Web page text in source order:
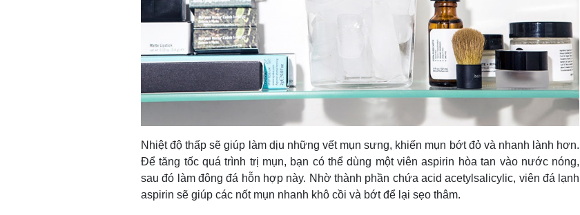
Nhiệt độ thấp sẽ giúp làm dịu những vết mụn sưng, khiến mụn bớt đỏ và nhanh lành hơn.
Để tăng tốc quá trình trị mụn, bạn có thể dùng một viên aspirin hòa tan vào nước nóng,
sau đó làm đông đá hỗn hợp này. Nhờ thành phần chứa acid acetylsalicylic, viên đá lạnh
aspirin sẽ giúp các nốt mụn nhanh khô cồi và bớt để lại sẹo thâm.